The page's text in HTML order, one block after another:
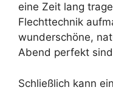
eine Zeit lang
Flechttechnik
wunderschöne,
Abend perfekt
Schließlich kann ein